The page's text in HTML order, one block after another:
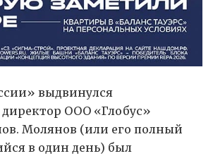
выдвинулся
ООО «Глобус»
Молянов (или его полный
в один день) был